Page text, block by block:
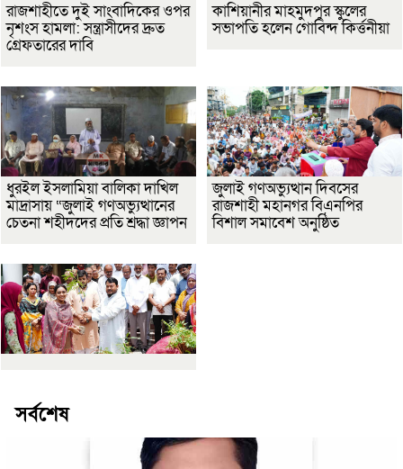
রাজশাহীতে দুই সাংবাদিকের ওপর
নৃশংস হামলা: সন্ত্রাসীদের দ্রুত
গ্রেফতারের দাবি
কাশিয়ানীর মাহমুদপুর স্কুলের
সভাপতি হলেন গোবিন্দ কির্ত্তনীয়া
ধুরইল ইসলামিয়া বালিকা দাখিল
মাদ্রাসায় “জুলাই গণঅভ্যুত্থানের
চেতনা শহীদদের প্রতি শ্রদ্ধা জ্ঞাপন
জুলাই গণঅভ্যুত্থান দিবসের
রাজশাহী মহানগর বিএনপির
বিশাল সমাবেশ অনুষ্ঠিত
সর্বশেষ